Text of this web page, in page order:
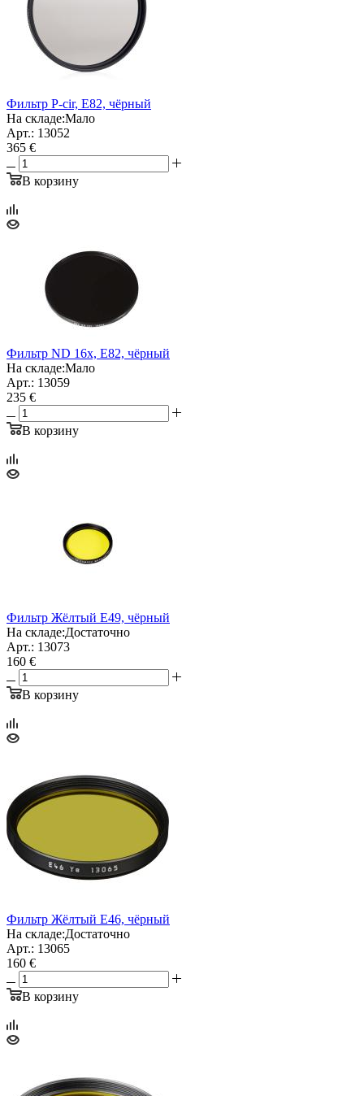
Фильтр P-cir, E82, чёрный
На складе:Мало
Арт.: 13052
365 €
В корзину
Фильтр ND 16x, E82, чёрный
На складе:Мало
Арт.: 13059
235 €
В корзину
Фильтр Жёлтый E49, чёрный
На складе:Достаточно
Арт.: 13073
160 €
В корзину
Фильтр Жёлтый E46, чёрный
На складе:Достаточно
Арт.: 13065
160 €
В корзину